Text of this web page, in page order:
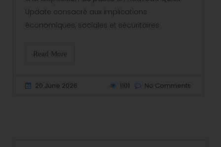
Update consacré aux implications
économiques, sociales et sécuritaires
Read More
20 June 2026 1101 No Comments